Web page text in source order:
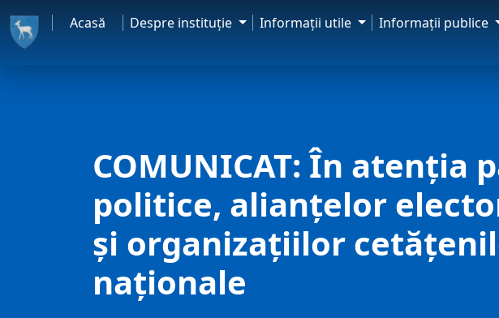
Acasă Despre instituţie Informaţii utile Informaţii publice
COMUNICAT: În
politice, alianțelor
și organizațiilor
naționale